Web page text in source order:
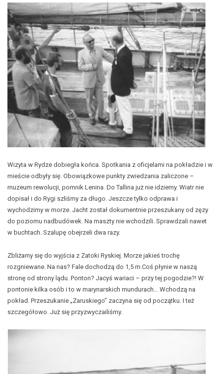
Wizyta w Rydze dobiegła końca. Spotkania z oficjelami na pokładzie i w
mieście odbyły się. Obowiązkowe punkty zwiedzania zaliczone –
muzeum rewolucji, pomnik Lenina. Do Tallina już nie idziemy. Wiatr nie
dopisał i do Rygi szliśmy za długo. Jeszcze tylko odprawa i
wychodzimy w morze. Jacht został dokumentnie przeszukany od zęzy
do poziomu nadbudówek. Na maszty nie wchodzili. Sprawdzali nawet
w buchtach. Szalupę obejrzeli dwa razy.
Zbliżamy się do wyjścia z Zatoki Ryskiej. Morze jakieś trochę
rozgniewane. Na nas? Fale dochodzą do 1,5 m.Coś płynie w naszą
stronę od strony lądu. Ponton? Jacyś wariaci – przy tej pogodzie?! W
pontonie kilka osób i to w marynarskich mundurach… Wchodzą na
pokład. Przeszukanie „Zaruskiego” zaczyna się od początku. I też
szczegółowo. Już się przyzwyczailiśmy.